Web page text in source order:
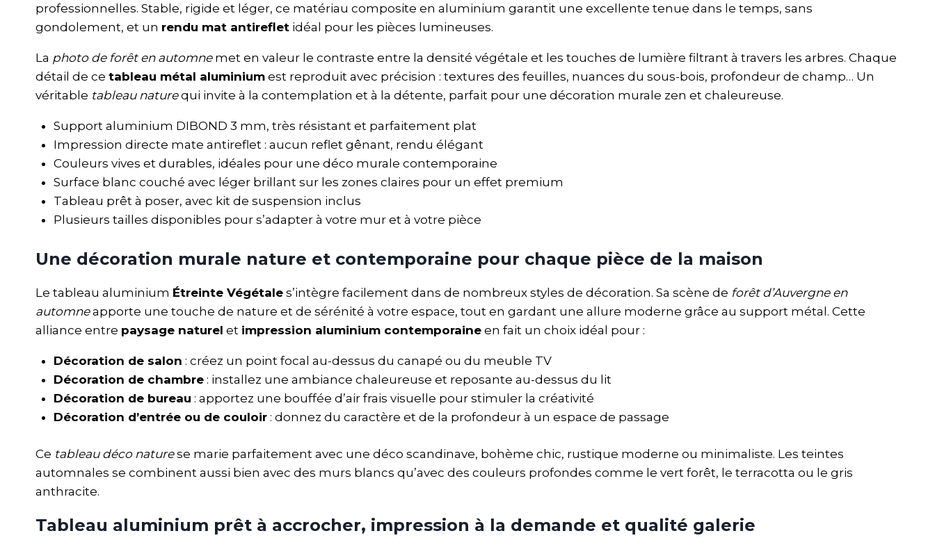
professionnelles. Stable, rigide et léger, ce matériau composite en aluminium garantit une excellente tenue dans le temps, sans
gondolement, et un rendu mat antireflet idéal pour les pièces lumineuses.
La photo de forêt en automnemet en valeur le contraste entre la densité végétale et les touches de lumière filtrant à travers les arbres. Chaque
détail de ce tableau métal aluminium est reproduit avec précision : textures des feuilles, nuances du sous-bois, profondeur de champ… Un
véritable tableau naturequi invite à la contemplation et à la détente, parfait pour une décoration murale zen et chaleureuse.
Support aluminium DIBOND 3 mm, très résistant et parfaitement plat
Impression directe mate antireflet : aucun reflet gênant, rendu élégant
Couleurs vives et durables, idéales pour une déco murale contemporaine
Surface blanc couché avec léger brillant sur les zones claires pour un effet premium
Tableau prêt à poser, avec kit de suspension inclus
Plusieurs tailles disponibles pour s’adapter à votre mur et à votre pièce
Une décoration murale nature et contemporaine pour chaque pièce de la maison
Le tableau aluminium Étreinte Végétale s’intègre facilement dans de nombreux styles de décoration. Sa scène de forêt d’Auvergne en
automneapporte une touche de nature et de sérénité à votre espace, tout en gardant une allure moderne grâce au support métal. Cette
alliance entre paysage naturel et impression aluminium contemporaine en fait un choix idéal pour :
Décoration de salon : créez un point focal au-dessus du canapé ou du meuble TV
Décoration de chambre: installez une ambiance chaleureuse et reposante au-dessus du lit
Décoration de bureau : apportez une bouffée d’air frais visuelle pour stimuler la créativité
Décoration d’entrée ou de couloir: donnez du caractère et de la profondeur à un espace de passage
Ce tableau déco naturese marie parfaitement avec une déco scandinave, bohème chic, rustique moderne ou minimaliste. Les teintes
automnales se combinent aussi bien avec des murs blancs qu’avec des couleurs profondes comme le vert forêt, le terracotta ou le gris
anthracite.
Tableau aluminium prêt à accrocher, impression à la demande et qualité galerie